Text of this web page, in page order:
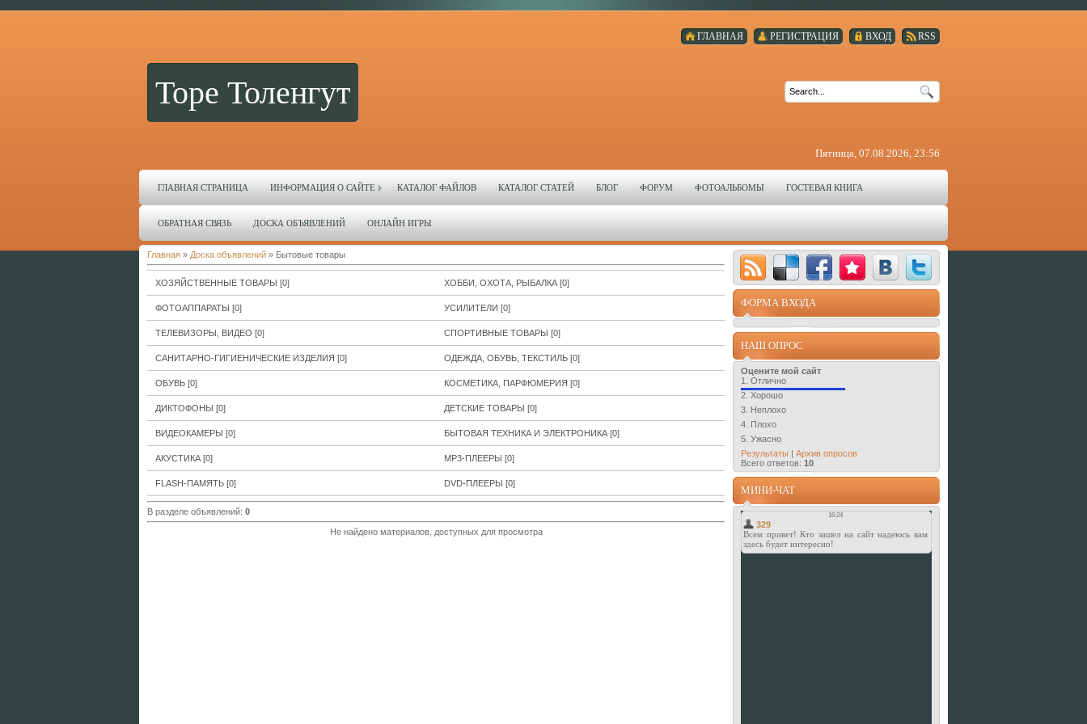
RSS
ВХОД
РЕГИСТРАЦИЯ
ГЛАВНАЯ
Торе Толенгут
Пятница, 07.08.2026, 23:56
ГЛАВНАЯ СТРАНИЦА ИНФОРМАЦИЯ О САЙТЕ КАТАЛОГ ФАЙЛОВ КАТАЛОГ СТАТЕЙ БЛОГ ФОРУМ ФОТОАЛЬБОМЫ ГОСТЕВАЯ КНИГА
ОБРАТНАЯ СВЯЗЬ ДОСКА ОБЪЯВЛЕНИЙ ОНЛАЙН ИГРЫ
Главная » Доска объявлений » Бытовые товары
ХОЗЯЙСТВЕННЫЕ ТОВАРЫ [0] ХОББИ, ОХОТА, РЫБАЛКА [0]
ФОТОАППАРАТЫ [0] УСИЛИТЕЛИ [0]
ТЕЛЕВИЗОРЫ, ВИДЕО [0] СПОРТИВНЫЕ ТОВАРЫ [0]
САНИТАРНО-ГИГИЕНИЧЕСКИЕ ИЗДЕЛИЯ [0] ОДЕЖДА, ОБУВЬ, ТЕКСТИЛЬ [0]
ОБУВЬ [0] КОСМЕТИКА, ПАРФЮМЕРИЯ [0]
ДИКТОФОНЫ [0] ДЕТСКИЕ ТОВАРЫ [0]
ВИДЕОКАМЕРЫ [0] БЫТОВАЯ ТЕХНИКА И ЭЛЕКТРОНИКА [0]
АКУСТИКА [0] MP3-ПЛЕЕРЫ [0]
FLASH-ПАМЯТЬ [0] DVD-ПЛЕЕРЫ [0]
В разделе объявлений: 0
Не найдено материалов, доступных для просмотра
ФОРМА ВХОДА
НАШ ОПРОС
Оцените мой сайт
1. Отлично
2. Хорошо
3. Неплохо
4. Плохо
5. Ужасно
Результаты | Архив опросов
Всего ответов: 10
МИНИ-ЧАТ